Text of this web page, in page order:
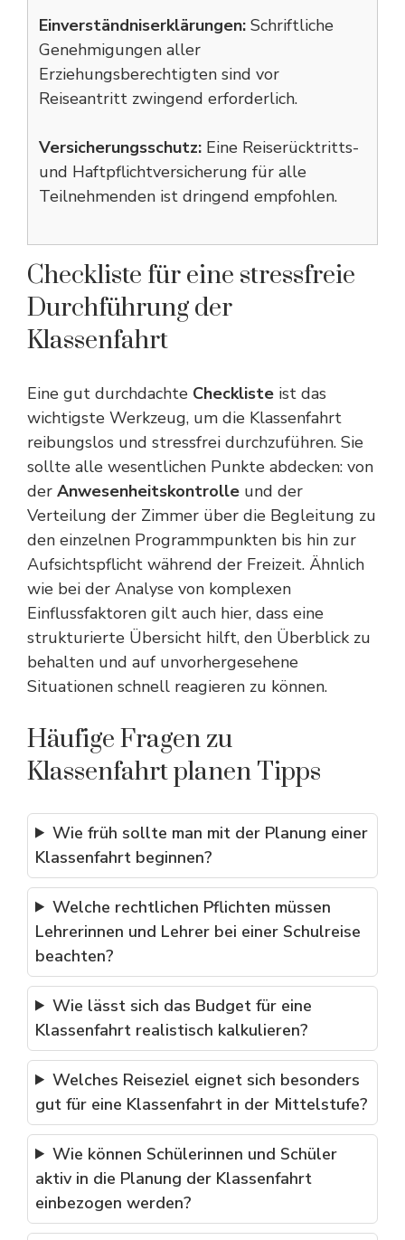
Einverständniserklärungen: Schriftliche
Genehmigungen aller
Erziehungsberechtigten sind vor
Reiseantritt zwingend erforderlich.
Versicherungsschutz: Eine Reiserücktritts-
und Haftpflichtversicherung für alle
Teilnehmenden ist dringend empfohlen.
Checkliste für eine stressfreie
Durchführung der
Klassenfahrt
Eine gut durchdachte Checkliste ist das
wichtigste Werkzeug, um die Klassenfahrt
reibungslos und stressfrei durchzuführen. Sie
sollte alle wesentlichen Punkte abdecken: von
der Anwesenheitskontrolle und der
Verteilung der Zimmer über die Begleitung zu
den einzelnen Programmpunkten bis hin zur
Aufsichtspflicht während der Freizeit. Ähnlich
wie bei der Analyse von komplexen
Einflussfaktoren gilt auch hier, dass eine
strukturierte Übersicht hilft, den Überblick zu
behalten und auf unvorhergesehene
Situationen schnell reagieren zu können.
Häufige Fragen zu
Klassenfahrt planen Tipps
Wie früh sollte man mit der Planung einer
Klassenfahrt beginnen?
Welche rechtlichen Pflichten müssen
Lehrerinnen und Lehrer bei einer Schulreise
beachten?
Wie lässt sich das Budget für eine
Klassenfahrt realistisch kalkulieren?
Welches Reiseziel eignet sich besonders
gut für eine Klassenfahrt in der Mittelstufe?
Wie können Schülerinnen und Schüler
aktiv in die Planung der Klassenfahrt
einbezogen werden?